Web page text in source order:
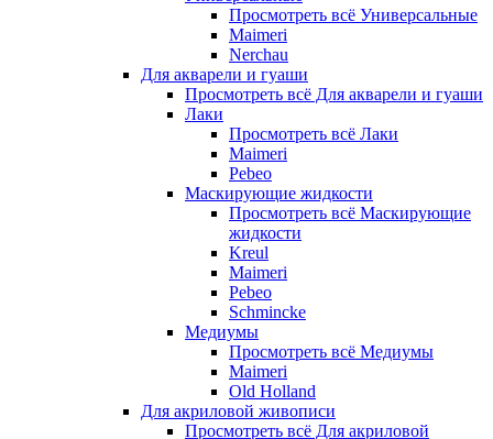
Просмотреть всё Универсальные
Maimeri
Nerchau
Для акварели и гуаши
Просмотреть всё Для акварели и гуаши
Лаки
Просмотреть всё Лаки
Maimeri
Pebeo
Маскирующие жидкости
Просмотреть всё Маскирующие
жидкости
Kreul
Maimeri
Pebeo
Schmincke
Медиумы
Просмотреть всё Медиумы
Maimeri
Old Holland
Для акриловой живописи
Просмотреть всё Для акриловой